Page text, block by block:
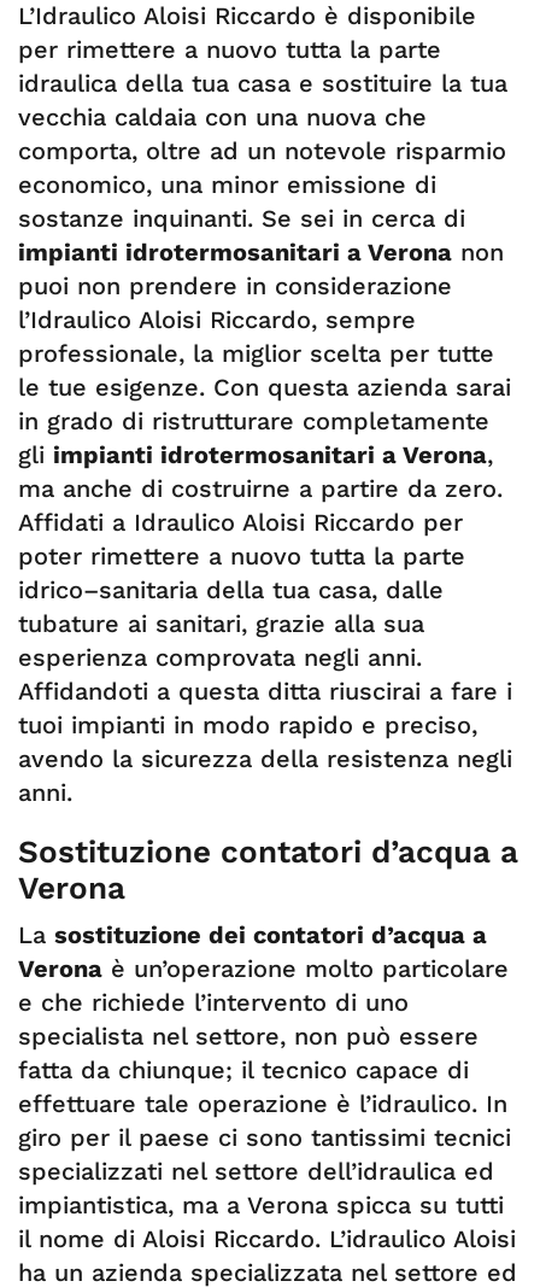
L’Idraulico Aloisi Riccardo è disponibile
per rimettere a nuovo tutta la parte
idraulica della tua casa e sostituire la tua
vecchia caldaia con una nuova che
comporta, oltre ad un notevole risparmio
economico, una minor emissione di
sostanze inquinanti. Se sei in cerca di
impianti idrotermosanitari a Verona non
puoi non prendere in considerazione
l’Idraulico Aloisi Riccardo, sempre
professionale, la miglior scelta per tutte
le tue esigenze. Con questa azienda sarai
in grado di ristrutturare completamente
gli impianti idrotermosanitari a Verona,
ma anche di costruirne a partire da zero.
Affidati a Idraulico Aloisi Riccardo per
poter rimettere a nuovo tutta la parte
idrico–sanitaria della tua casa, dalle
tubature ai sanitari, grazie alla sua
esperienza comprovata negli anni.
Affidandoti a questa ditta riuscirai a fare i
tuoi impianti in modo rapido e preciso,
avendo la sicurezza della resistenza negli
anni.
Sostituzione contatori d’acqua a
Verona
La sostituzione dei contatori d’acqua a
Verona è un’operazione molto particolare
e che richiede l’intervento di uno
specialista nel settore, non può essere
fatta da chiunque; il tecnico capace di
effettuare tale operazione è l’idraulico. In
giro per il paese ci sono tantissimi tecnici
specializzati nel settore dell’idraulica ed
impiantistica, ma a Verona spicca su tutti
il nome di Aloisi Riccardo. L’idraulico Aloisi
ha un azienda specializzata nel settore ed